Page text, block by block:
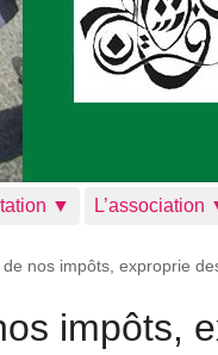
▼ L’association
nos impôts, exproprie
impôts,